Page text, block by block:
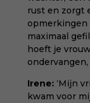
rust en zorgt
opmerkingen
maximaal
hoeft je
Irene: ‘Mijn
kwam voor